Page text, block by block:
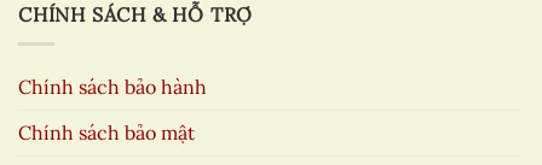
CHÍNH SÁCH & HỖ TRỢ
Chính sách bảo hành
Chính sách bảo mật